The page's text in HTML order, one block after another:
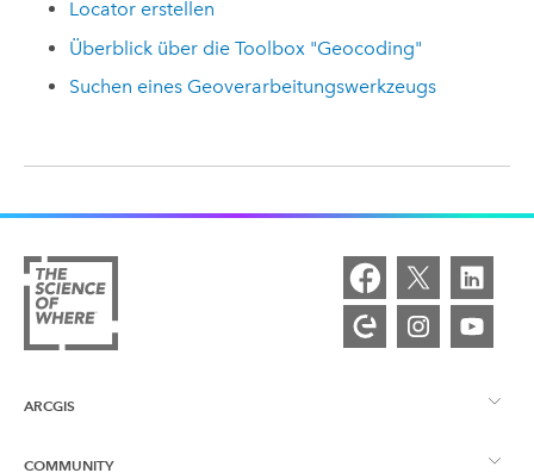
Locator erstellen
Überblick über die Toolbox "Geocoding"
Suchen eines Geoverarbeitungswerkzeugs
ARCGIS
COMMUNITY